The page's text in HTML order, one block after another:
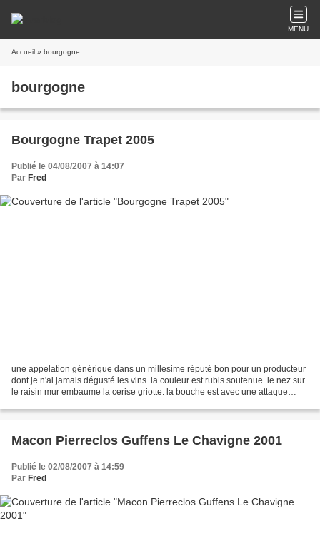
MENU
Accueil » bourgogne
bourgogne
Bourgogne Trapet 2005
Publié le 04/08/2007 à 14:07
Par Fred
une appelation générique dans un millesime réputé bon pour un producteur
dont je n'ai jamais dégusté les vins. la couleur est rubis soutenue. le nez sur
le raisin mur embaume la cerise griotte. la bouche est avec une attaque
Macon Pierreclos Guffens Le Chavigne 2001
Publié le 02/08/2007 à 14:59
Par Fred